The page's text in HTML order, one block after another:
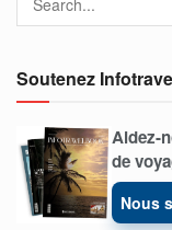
Soutenez
Aidez-
de
Nous